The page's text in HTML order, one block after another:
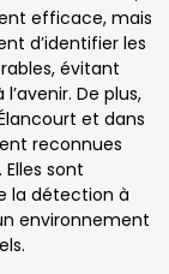
efficace, mais
d’identifier les
évitant
De plus,
et dans
reconnues
sont
la détection à
environnement